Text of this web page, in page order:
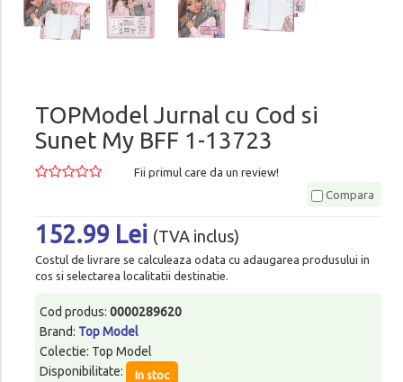
TOPModel Jurnal cu Cod si
Sunet My BFF 1-13723
Fii primul care da un review!
Compara
152.99 Lei (TVA inclus)
Costul de livrare se calculeaza odata cu adaugarea produsului in
cos si selectarea localitatii destinatie.
Cod produs: 0000289620
Brand: Top Model
Colectie: Top Model
Disponibilitate:
In stoc